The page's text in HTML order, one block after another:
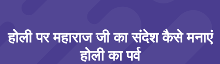
होली पर महाराज जी का संदेश कैसे मनाएं
होली का पर्व